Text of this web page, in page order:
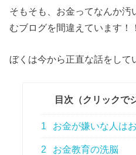
そもそも、お金ってなんか汚
むブログを間違えています！！
ぼくは今から正直な話をして
目次（クリックで
1 お金が嫌いな人は
2 お金教育の洗脳